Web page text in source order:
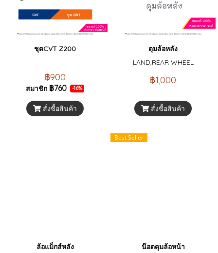
ชุดCVT Z200
฿900
สมาชิก ฿760 -16%
สั่งซื้อสินค้า
ดุมล้อหลัง
LAND,REAR WHEEL
฿1,000
สั่งซื้อสินค้า
ล้อแม็กส์หลัง
Best Seller
น๊อตดุมล้อหน้า